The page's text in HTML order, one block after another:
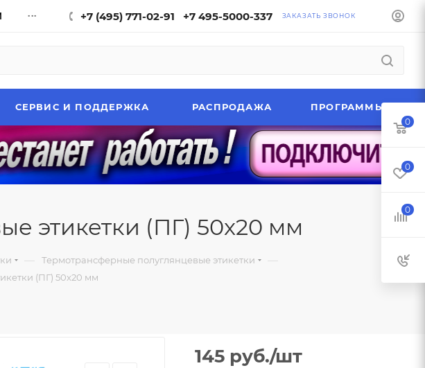
... +7 (495) 771-02-91 +7 495-5000-337 ЗАКАЗАТЬ ЗВОНОК
СЕРВИС И ПОДДЕРЖКА РАСПРОДАЖА ПРОГРАММЫ
этикетки (ПГ) 50x20 мм
— Термотрансферные полуглянцевые этикетки —
(ПГ) 50x20 мм
145 руб./шт
0
0
0